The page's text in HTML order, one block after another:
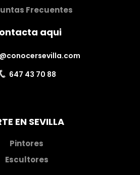
Frecuentes
aqui
647 43 70 88
EN SEVILLA
Pintores
Escultores